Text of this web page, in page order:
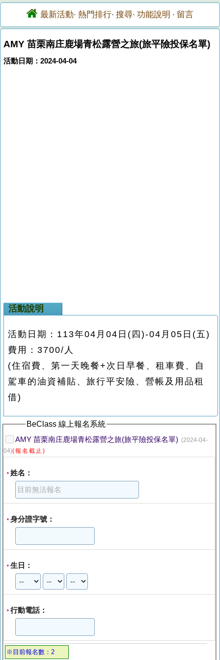
最新活動· 熱門排行· 搜尋· 功能說明 · 留言
AMY 苗栗南庄鹿場青松露營之旅(旅平險投保名單)
活動日期：2024-04-04
活動說明
活動日期：113年04月04日(四)-04月05日(五)
費用：3700/人
(住宿費、第一天晚餐+次日早餐、租車費、自
駕車的油資補貼、旅行平安險、營帳及用品租
借)
BeClass 線上報名系統
AMY 苗栗南庄鹿場青松露營之旅(旅平險投保名單) (2024-04-
04)(報名截止)
* 姓名：
* 身分證字號：
* 生日：
* 行動電話：
※目前報名數：2